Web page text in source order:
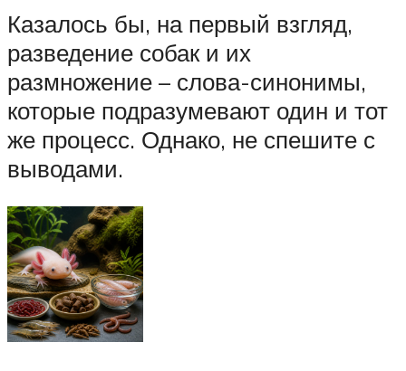
Казалось бы, на первый взгляд,
разведение собак и их
размножение – слова-синонимы,
которые подразумевают один и тот
же процесс. Однако, не спешите с
выводами.